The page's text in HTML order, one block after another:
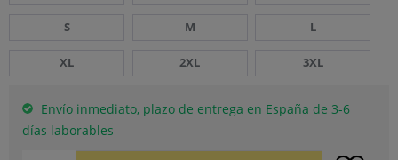
S M L
XL 2XL 3XL
Envío inmediato, plazo de entrega en España de 3-6
días laborables